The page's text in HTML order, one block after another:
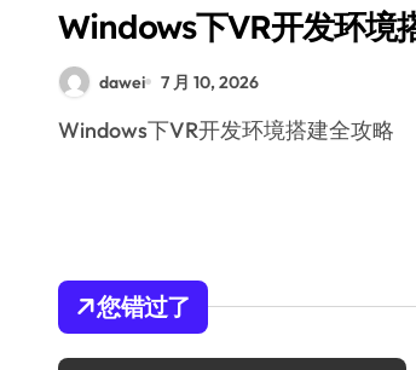
Windows下VR开发环境
dawei 7 月 10, 2026
Windows下VR开发环境搭建全攻略
您错过了